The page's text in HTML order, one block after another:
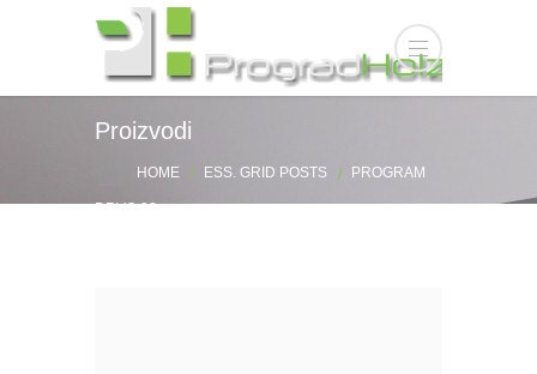
Proizvodi
HOME ESS. GRID POSTS PROGRAM
DRVO 92